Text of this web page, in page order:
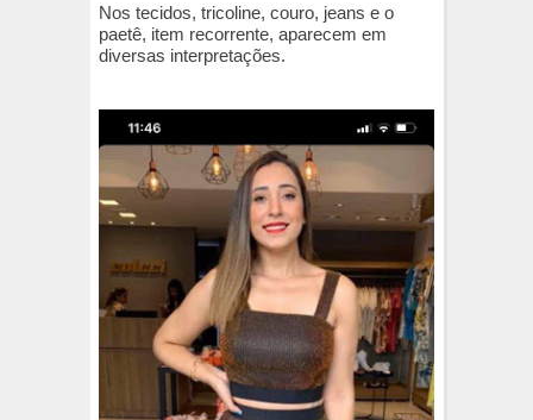
Nos tecidos, tricoline, couro, jeans e o
paetê, item recorrente, aparecem em
diversas interpretações.